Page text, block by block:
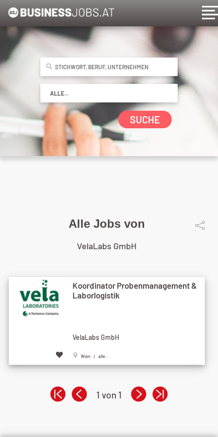
SUCHE
Alle Jobs von
VelaLabs GmbH
Koordinator Probenmanagement &
Laborlogistik
VelaLabs GmbH
Wien | alle...
1 von 1